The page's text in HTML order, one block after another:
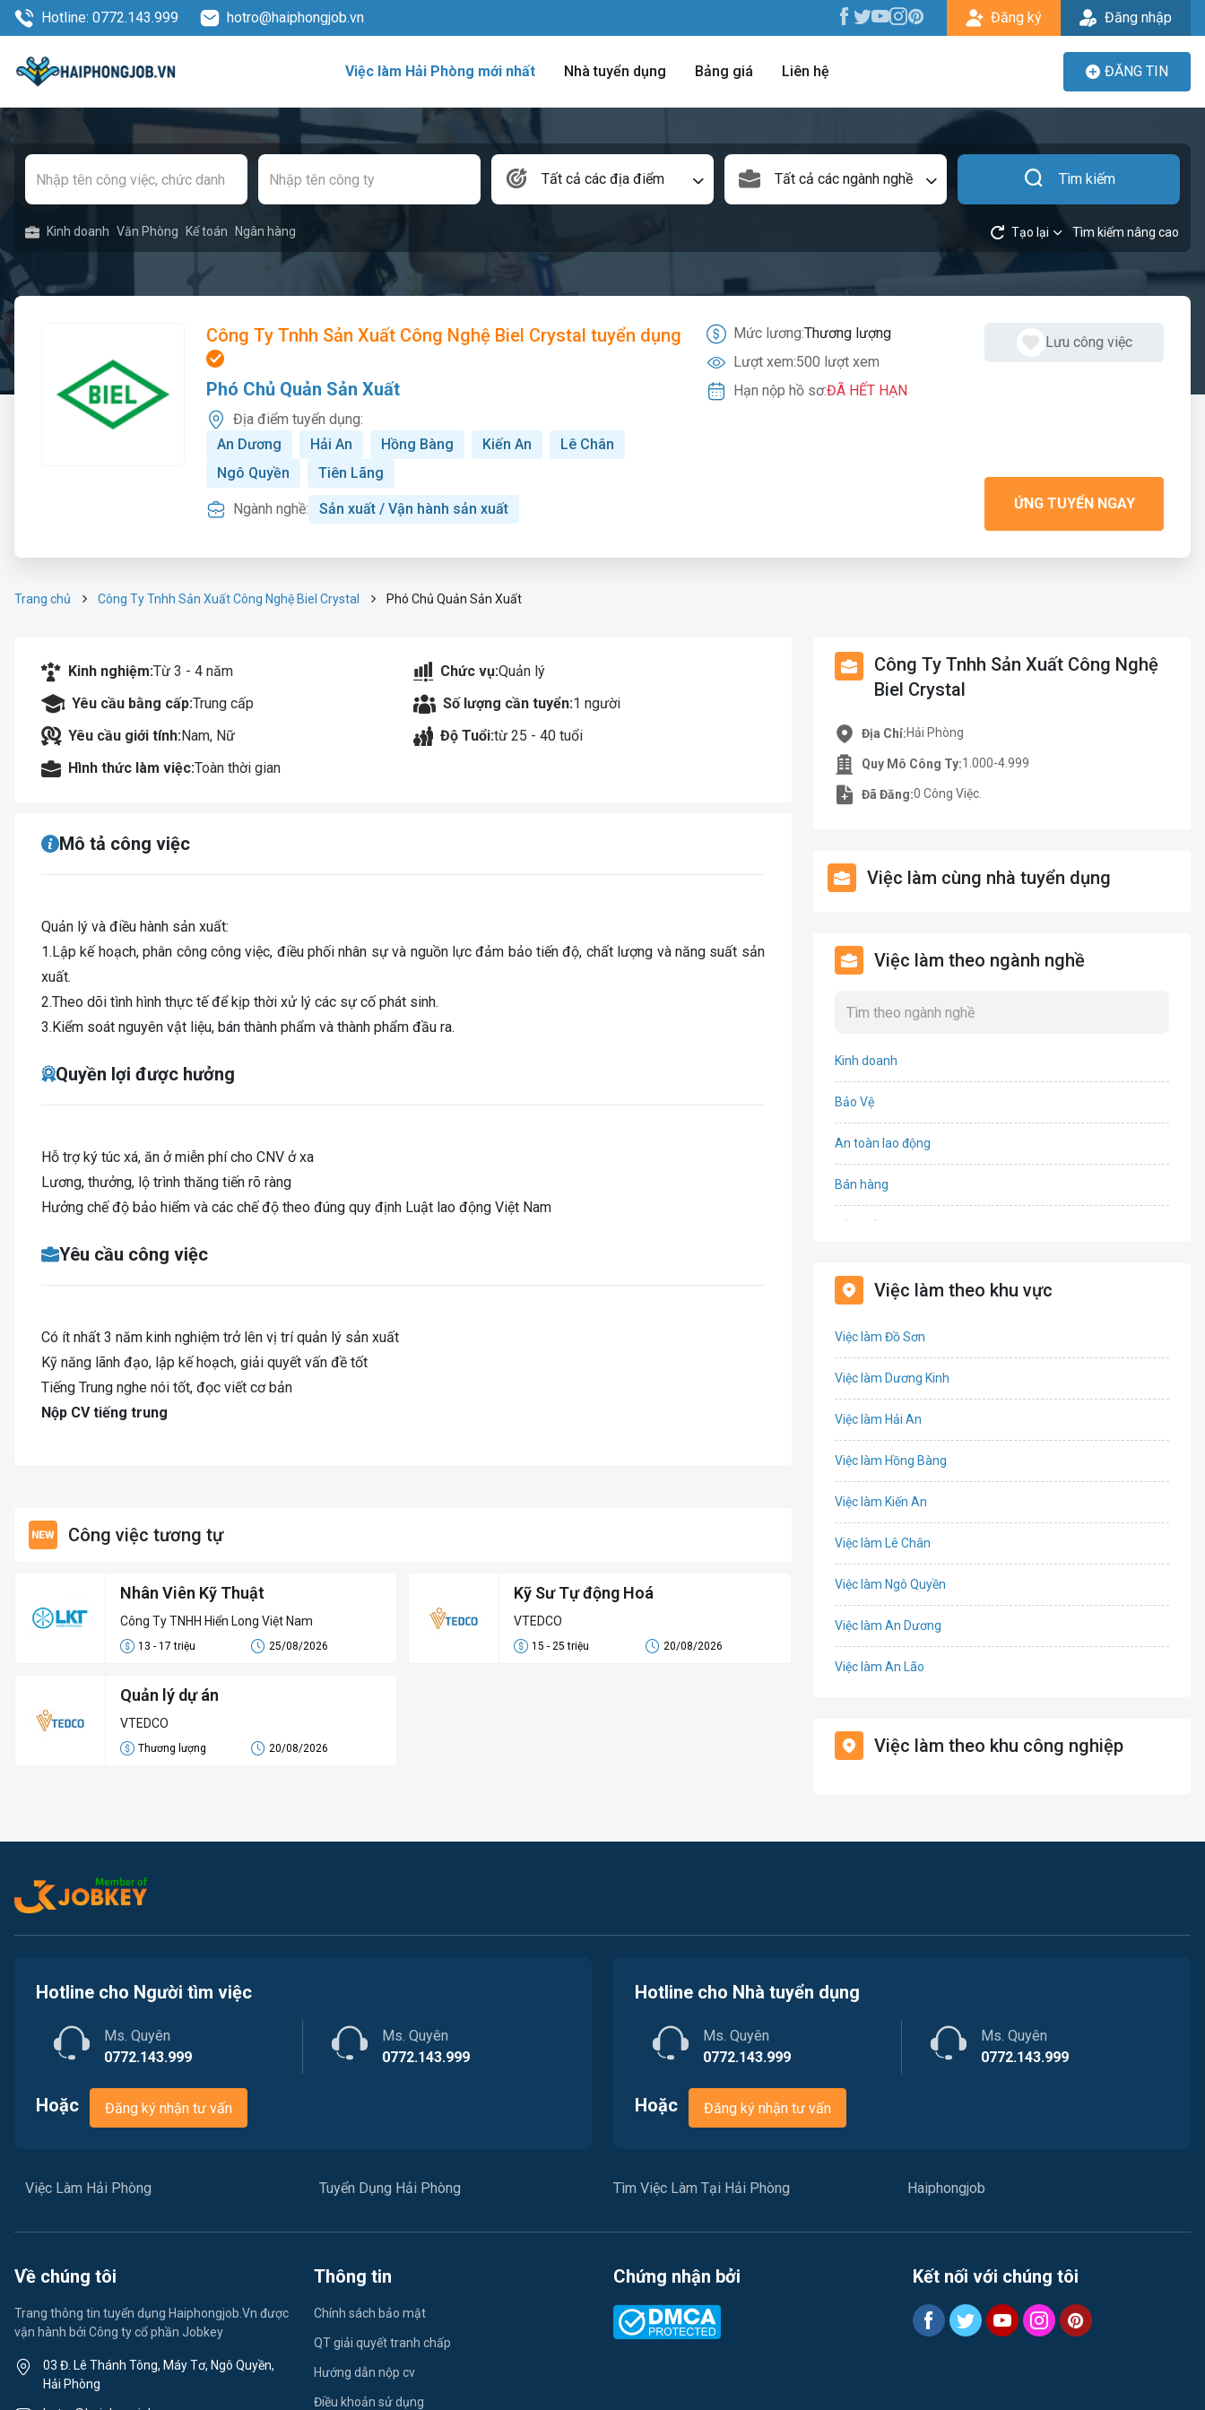
Hotline: 0772.143.999 hotro@haiphongjob.vn Đăng ký Đăng nhập
Việc làm Hải Phòng mới nhất Nhà tuyển dụng Bảng giá Liên hệ ĐĂNG TIN
Tất cả các địa điểm Tất cả các ngành nghề Tìm kiếm
Kinh doanh Văn Phòng Kế toán Ngân hàng Tạo lại Tìm kiếm nâng cao
Công Ty Tnhh Sản Xuất Công Nghệ Biel Crystal tuyển dụng
Phó Chủ Quản Sản Xuất
Địa điểm tuyển dụng:
An Dương
Hải An Hồng Bàng Kiến An
Lê Chân
Ngô Quyền
Tiên Lãng
Ngành nghề: Sản xuất / Vận hành sản xuất
Mức lương:Thương lượng
Lượt xem:500 lượt xem
Hạn nộp hồ sơ:ĐÃ HẾT HẠN
Lưu công việc
ỨNG TUYỂN NGAY
Trang chủ Công Ty Tnhh Sản Xuất Công Nghệ Biel Crystal Phó Chủ Quản Sản Xuất
Kinh nghiệm:Từ 3 - 4 năm Chức vụ:Quản lý
Yêu cầu bằng cấp:Trung cấp Số lượng cần tuyển:1 người
Yêu cầu giới tính:Nam, Nữ Độ Tuổi:từ 25 - 40 tuổi
Hình thức làm việc:Toàn thời gian
Mô tả công việc
Quản lý và điều hành sản xuất:
1.Lập kế hoạch, phân công công việc, điều phối nhân sự và nguồn lực đảm bảo tiến độ, chất lượng và năng suất sản
xuất.
2.Theo dõi tình hình thực tế để kịp thời xử lý các sự cố phát sinh.
3.Kiểm soát nguyên vật liệu, bán thành phẩm và thành phẩm đầu ra.
Quyền lợi được hưởng
Hỗ trợ ký túc xá, ăn ở miễn phí cho CNV ở xa
Lương, thưởng, lộ trình thăng tiến rõ ràng
Hưởng chế độ bảo hiểm và các chế độ theo đúng quy định Luật lao động Việt Nam
Yêu cầu công việc
Có ít nhất 3 năm kinh nghiệm trở lên vị trí quản lý sản xuất
Kỹ năng lãnh đạo, lập kế hoạch, giải quyết vấn đề tốt
Tiếng Trung nghe nói tốt, đọc viết cơ bản
Nộp CV tiếng trung
Công việc tương tự
Nhân Viên Kỹ Thuật
Công Ty TNHH Hiển Long Việt Nam
13 - 17 triệu 25/08/2026
Kỹ Sư Tự động Hoá
VTEDCO
15 - 25 triệu 20/08/2026
Quản lý dự án
VTEDCO
Thương lượng 20/08/2026
Công Ty Tnhh Sản Xuất Công Nghệ
Biel Crystal
Địa Chỉ:Hải Phòng
Quy Mô Công Ty:1.000-4.999
Đã Đăng:0 Công Việc.
Việc làm cùng nhà tuyển dụng
Việc làm theo ngành nghề
Kinh doanh
Bảo Vệ
An toàn lao động
Bán hàng
Biên phiên dịch
Văn Phòng
Kế toán
Nhà hàng / Khách sạn
Nhân sự
Tài chính / Đầu tư
Việc làm theo khu vực
Việc làm Đồ Sơn
Việc làm Dương Kinh
Việc làm Hải An
Việc làm Hồng Bàng
Việc làm Kiến An
Việc làm Lê Chân
Việc làm Ngô Quyền
Việc làm An Dương
Việc làm An Lão
Việc làm Cát Hải
Việc làm Hòa Bình
Việc làm Nam Triệu
Việc làm An Biên
Việc làm Đông Hải
Việc làm theo khu công nghiệp
Hotline cho Người tìm việc
Ms. Quyên
0772.143.999
Ms. Quyên
0772.143.999
Hoặc Đăng ký nhận tư vấn
Hotline cho Nhà tuyển dụng
Ms. Quyên
0772.143.999
Ms. Quyên
0772.143.999
Hoặc Đăng ký nhận tư vấn
Việc Làm Hải Phòng Tuyển Dụng Hải Phòng Tìm Việc Làm Tại Hải Phòng Haiphongjob
Về chúng tôi
Trang thông tin tuyển dụng Haiphongjob.Vn được
vận hành bởi Công ty cổ phần Jobkey
03 Đ. Lê Thánh Tông, Máy Tơ, Ngô Quyền,
Hải Phòng
Thông tin
Chính sách bảo mật
QT giải quyết tranh chấp
Hướng dẫn nộp cv
Điều khoản sử dụng
Chứng nhận bởi Kết nối với chúng tôi